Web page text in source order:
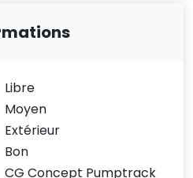
Libre
Moyen
Extérieur
Bon
CG Concept Pumptrack